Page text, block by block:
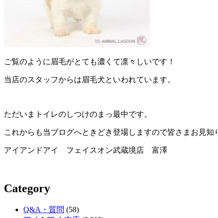
ご覧のように眉毛がとても濃くて凛々しいです！
当店のスタッフからは眉毛犬といわれています。
ただいまトイレのしつけのまっ最中です。
これからも当ブログへときどき登場しますので皆さまお見
アイアンドアイ フェイスオン武蔵境店 富澤
Category
Q&A・質問 (58)